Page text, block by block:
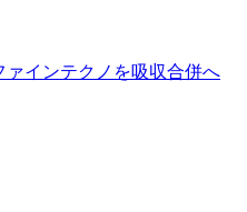
インテクノを吸収合併へ